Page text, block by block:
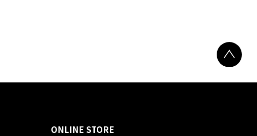
ONLINE STORE